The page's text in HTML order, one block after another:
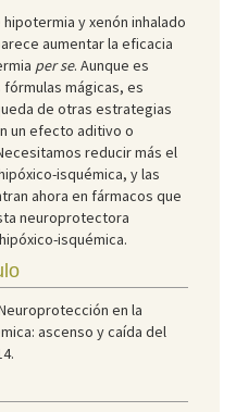
y xenón inhalado
aumentar la eficacia
per se. Aunque es
mágicas, es
de otras estrategias
un efecto aditivo o
reducir más el
isquémica, y las
ahora en fármacos que
neuroprotectora
isquémica.
en la
ascenso y caída del